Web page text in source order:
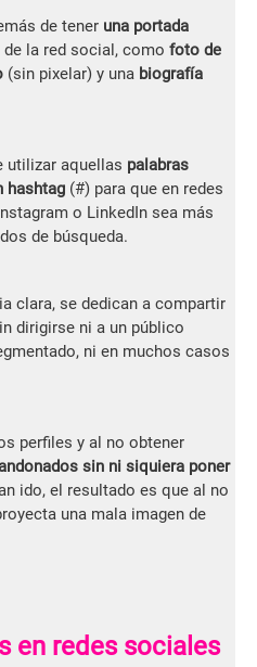
de tener una portada
la red social, como foto de
(sin pixelar) y una biografía
utilizar aquellas palabras
hashtag (#) para que en redes
o LinkedIn sea más
de búsqueda.
clara, se dedican a compartir
dirigirse ni a un público
ni en muchos casos
perfiles y al no obtener
sin ni siquiera poner
ido, el resultado es que al no
una mala imagen de
en redes sociales